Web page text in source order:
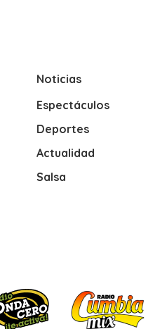
Noticias
Espectáculos
Deportes
Actualidad
Salsa